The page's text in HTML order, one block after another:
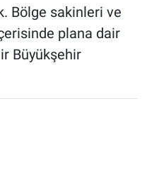
Bölge sakinleri ve
plana dair
Büyükşehir